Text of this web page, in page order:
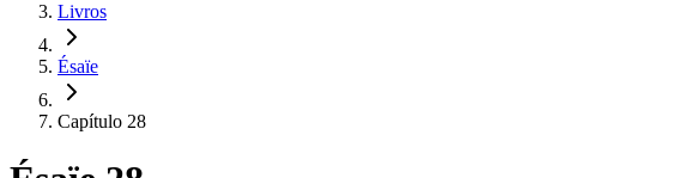
Livros
Ésaïe
Capítulo 28